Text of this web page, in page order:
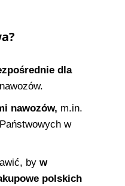
dla
nawozów, m.in.
w
byw
polskich